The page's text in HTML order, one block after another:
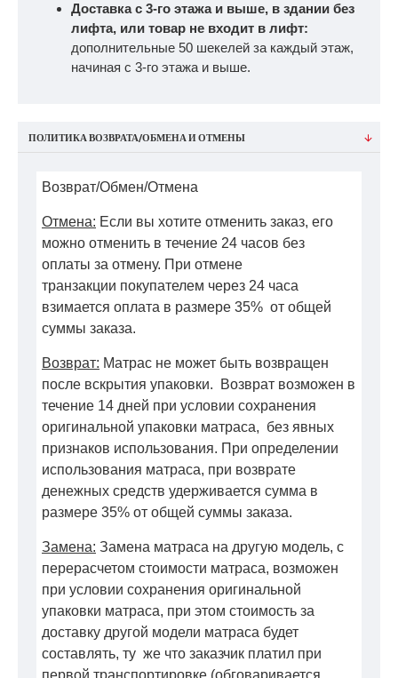
Доставка с 3-го этажа и выше, в здании без
лифта, или товар не входит в лифт:
дополнительные 50 шекелей за каждый этаж,
начиная с 3-го этажа и выше.
ПОЛИТИКА ВОЗВРАТА/ОБМЕНА И ОТМЕНЫ
Возврат/Обмен/Отмена
Отмена: Если вы хотите отменить заказ, его
можно отменить в течение 24 часов без
оплаты за отмену. При отмене
транзакции покупателем через 24 часа
взимается оплата в размере 35% от общей
суммы заказа.
Возврат: Матрас не может быть возвращен
после вскрытия упаковки. Возврат возможен в
течение 14 дней при условии сохранения
оригинальной упаковки матраса, без явных
признаков использования. При определении
использования матраса, при возврате
денежных средств удерживается сумма в
размере 35% от общей суммы заказа.
Замена: Замена матраса на другую модель, с
перерасчетом стоимости матраса, возможен
при условии сохранения оригинальной
упаковки матраса, при этом стоимость за
доставку другой модели матраса будет
составлять, ту же что заказчик платил при